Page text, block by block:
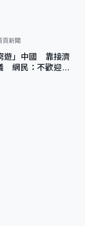
頁新聞
遊」中國 靠接濟
網民：不歡迎劣